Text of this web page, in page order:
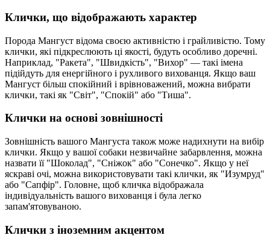
Клички, що відображають характер
Порода Мангуст відома своєю активністю і грайливістю. Тому
клички, які підкреслюють ці якості, будуть особливо доречні.
Наприклад, "Ракета", "Швидкість", "Вихор" — такі імена
підійдуть для енергійного і рухливого вихованця. Якщо ваш
Мангуст більш спокійний і врівноважений, можна вибрати
клички, такі як "Світ", "Спокій" або "Тиша".
Клички на основі зовнішності
Зовнішність вашого Мангуста також може надихнути на вибір
клички. Якщо у вашої собаки незвичайне забарвлення, можна
назвати її "Шоколад", "Сніжок" або "Сонечко". Якщо у неї
яскраві очі, можна використовувати такі клички, як "Изумруд"
або "Сапфір". Головне, щоб кличка відображала
індивідуальність вашого вихованця і була легко
запам'ятовуваною.
Клички з іноземним акцентом